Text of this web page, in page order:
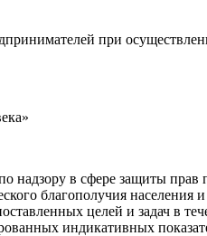
при
надзору в сфере защиты прав
благополучия населения
целей и задач в
индикативных